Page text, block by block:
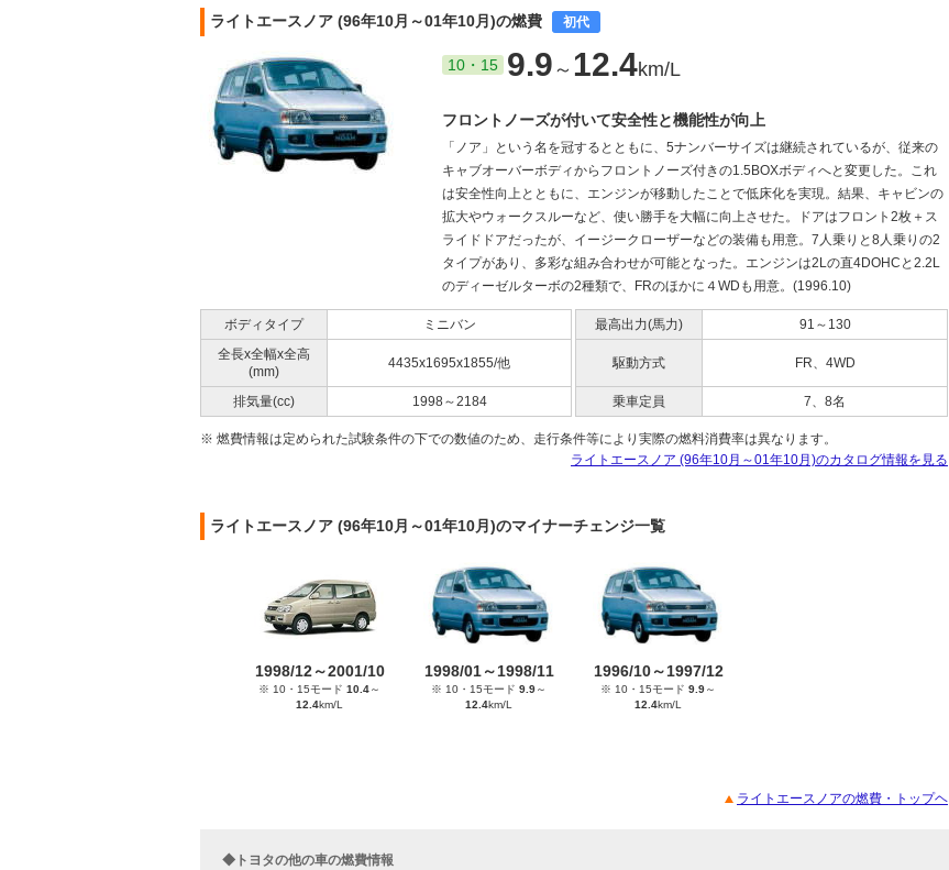
ライトエースノア (96年10月～01年10月)の燃費 初代
10・15 9.9 ～ 12.4km/L
フロントノーズが付いて安全性と機能性が向上
「ノア」という名を冠するとともに、5ナンバーサイズは継続されているが、従来の
キャブオーバーボディからフロントノーズ付きの1.5BOXボディへと変更した。これ
は安全性向上とともに、エンジンが移動したことで低床化を実現。結果、キャビンの
拡大やウォークスルーなど、使い勝手を大幅に向上させた。ドアはフロント2枚＋ス
ライドドアだったが、イージークローザーなどの装備も用意。7人乗りと8人乗りの2
タイプがあり、多彩な組み合わせが可能となった。エンジンは2Lの直4DOHCと2.2L
のディーゼルターボの2種類で、FRのほかに４WDも用意。(1996.10)
ボディタイプ ミニバン 最高出力(馬力)
91～130
全長x全幅x全高
(mm)
4435x1695x1855/他 駆動方式 FR、4WD
排気量(cc) 1998～2184 乗車定員 7、8名
※ 燃費情報は定められた試験条件の下での数値のため、走行条件等により実際の燃料消費率は異なります。
ライトエースノア (96年10月～01年10月)のカタログ情報を見る
ライトエースノア (96年10月～01年10月)のマイナーチェンジ一覧
1998/12～2001/10
※ 10・15モード 10.4～
12.4km/L
1998/01～1998/11
※ 10・15モード 9.9～
12.4km/L
1996/10～1997/12
※ 10・15モード 9.9～
12.4km/L
ライトエースノアの燃費・トップヘ
◆トヨタの他の車の燃費情報